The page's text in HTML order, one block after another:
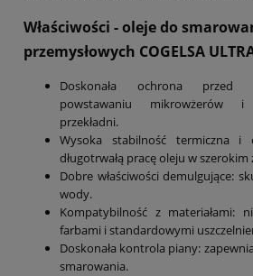
Właściwości - oleje do
przemysłowych COGELSA
Doskonała ochrona przed
powstawaniu mikrowżerów i
przekładni.
Wysoka stabilność termiczna i
długotrwałą pracę oleju w
Dobre właściwości demulgujące:
wody.
Kompatybilność z materiałami:
farbami i standardowymi
Doskonała kontrola piany:
smarowania.